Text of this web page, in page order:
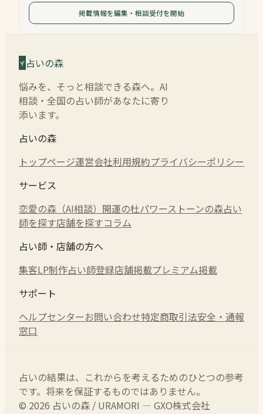
掲載情報を編集・相談受付を開始
占いの森
悩みを、そっと相談できる森へ。AI
相談・全国の占い師があなたに寄り
添います。
占いの森
トップページ運営会社利用規約プライバシーポリシー
サービス
恋愛の森（AI相談） 開運の杜パワーストーンの森占い
師を探す店舗を探すコラム
占い師・店舗の方へ
集客LP制作占い師登録店舗掲載プレミアム掲載
サポート
ヘルプセンターお問い合わせ特定商取引法安全・通報
窓口
占いの結果は、これからを考えるためのひとつの参考
です。将来を保証するものではありません。
© 2026 占いの森 / URAMORI — GXO株式会社